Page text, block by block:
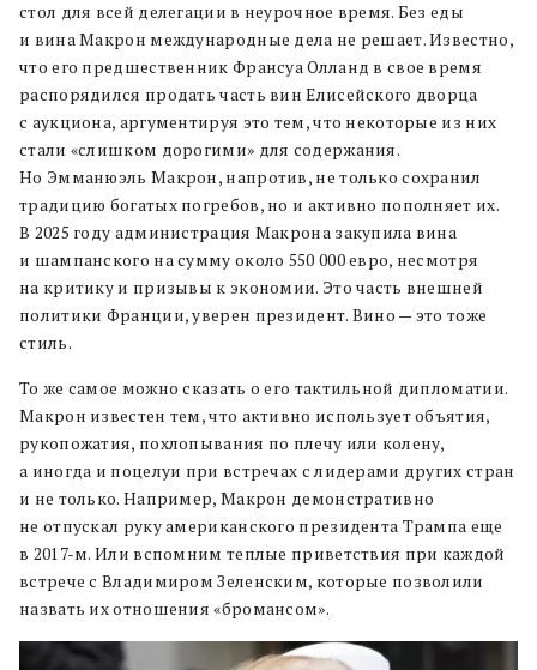
стол для всей делегации в неурочное время. Без еды
и вина Макрон международные дела не решает. Известно,
что его предшественник Франсуа Олланд в свое время
распорядился продать часть вин Елисейского дворца
с аукциона, аргументируя это тем, что некоторые из них
стали «слишком дорогими» для содержания.
Но Эмманюэль Макрон, напротив, не только сохранил
традицию богатых погребов, но и активно пополняет их.
В 2025 году администрация Макрона закупила вина
и шампанского на сумму около 550 000 евро, несмотря
на критику и призывы к экономии. Это часть внешней
политики Франции, уверен президент. Вино — это тоже
стиль.
То же самое можно сказать о его тактильной дипломатии.
Макрон известен тем, что активно использует объятия,
рукопожатия, похлопывания по плечу или колену,
а иногда и поцелуи при встречах с лидерами других стран
и не только. Например, Макрон демонстративно
не отпускал руку американского президента Трампа еще
в 2017-м. Или вспомним теплые приветствия при каждой
встрече с Владимиром Зеленским, которые позволили
назвать их отношения «бромансом».